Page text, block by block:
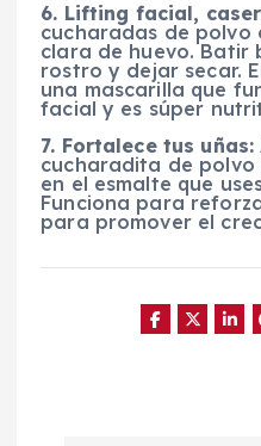
6. Lifting facial,
cucharadas de polvo
clara de huevo. Batir
rostro y dejar secar.
una mascarilla que
facial y es súper
7. Fortalece tus uñas:
cucharadita de polvo
en el esmalte que
Funciona para
para promover el